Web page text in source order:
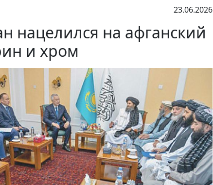
23.06.2026
нацелился на афганский
и хром